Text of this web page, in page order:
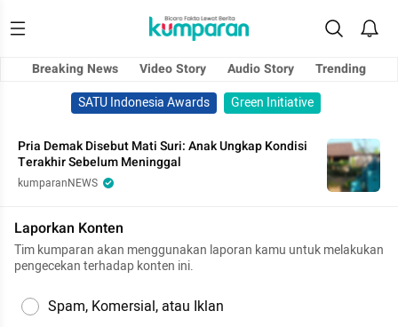
Breaking News Video Story Audio Story
Trending
SATU Indonesia Awards
Green Initiative
Pria Demak Disebut Mati Suri: Anak Ungkap Kondisi
Terakhir Sebelum Meninggal
kumparanNEWS
Laporkan Konten
Tim kumparan akan menggunakan laporan kamu untuk melakukan
pengecekan terhadap konten ini.
Spam, Komersial, atau Iklan